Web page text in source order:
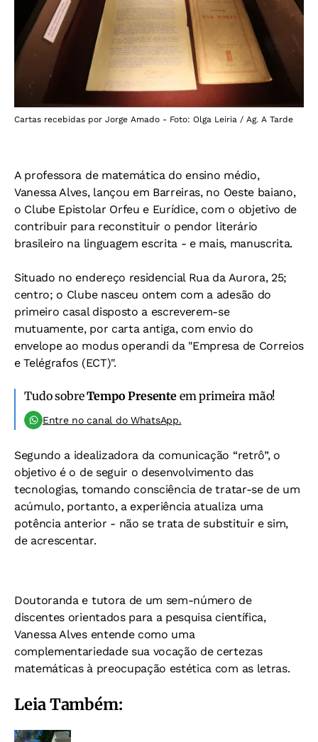
Cartas recebidas por Jorge Amado - Foto: Olga Leiria / Ag. A Tarde
A professora de matemática do ensino médio,
Vanessa Alves, lançou em Barreiras, no Oeste baiano,
o Clube Epistolar Orfeu e Eurídice, com o objetivo de
contribuir para reconstituir o pendor literário
brasileiro na linguagem escrita - e mais, manuscrita.
Situado no endereço residencial Rua da Aurora, 25;
centro; o Clube nasceu ontem com a adesão do
primeiro casal disposto a escreverem-se
mutuamente, por carta antiga, com envio do
envelope ao modus operandi da "Empresa de Correios
e Telégrafos (ECT)".
Tudo sobreTempo Presente em primeira mão!
Entre no canal do WhatsApp.
Segundo a idealizadora da comunicação “retrô”, o
objetivo é o de seguir o desenvolvimento das
tecnologias, tomando consciência de tratar-se de um
acúmulo, portanto, a experiência atualiza uma
potência anterior - não se trata de substituir e sim,
de acrescentar.
Doutoranda e tutora de um sem-número de
discentes orientados para a pesquisa científica,
Vanessa Alves entende como uma
complementariedade sua vocação de certezas
matemáticas à preocupação estética com as letras.
Leia Também: